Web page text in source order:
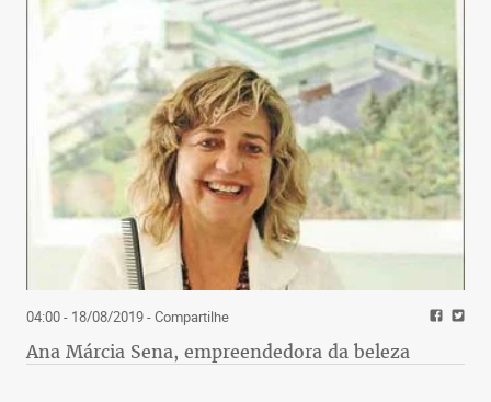
04:00 - 18/08/2019- Compartilhe
Ana Márcia Sena, empreendedora da beleza